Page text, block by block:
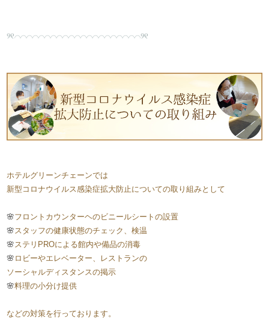
​୨୧⌒⌒⌒⌒⌒⌒⌒⌒⌒⌒⌒⌒⌒⌒⌒⌒⌒⌒⌒⌒⌒୨୧
​ホテルグリーンチェーンでは​
新型コロナウイルス感染症拡大防止についての取り組みとして
🌸​フロントカウンターヘのビニールシートの設置​
🌸スタッフの健康状態のチェック、検温
🌸​ステリPROによる館内や備品の消毒​
​🌸 ロビーやエレベーター、レストランの
ソーシャルディスタンスの掲示
​​🌸料理の小分け提供
などの対策を行っております。